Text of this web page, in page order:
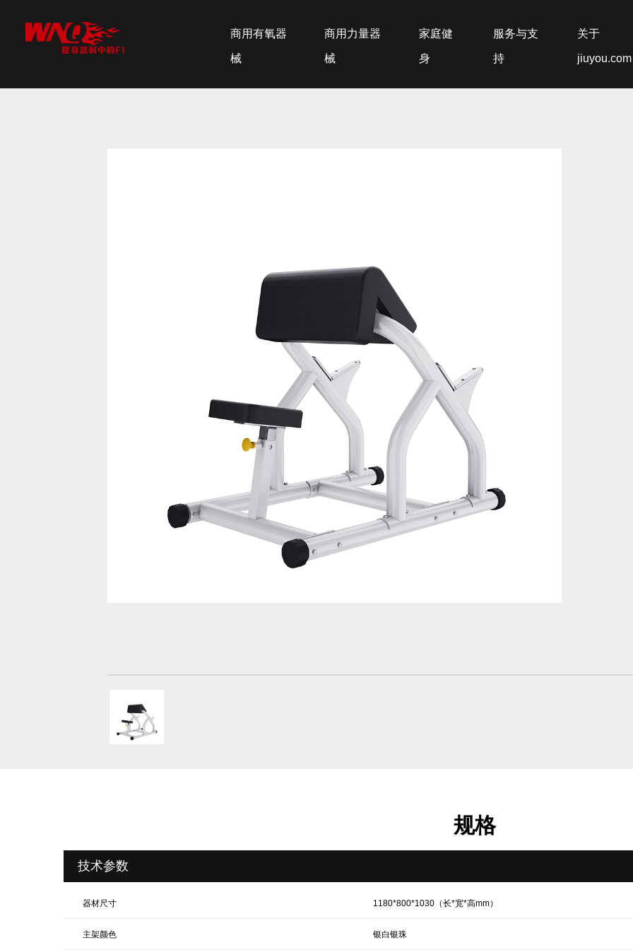
商用有氧器
械
商用力量器
械
家庭健
身
服务与支
持
关于
jiuyou.com
规格
技术参数
器材尺寸 1180*800*1030（长*宽*高mm）
主架颜色 银白银珠